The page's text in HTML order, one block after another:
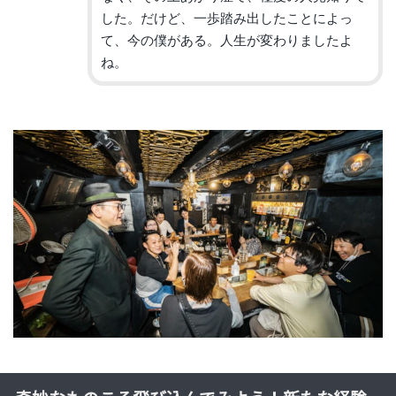
した。だけど、 一歩踏み出したことによっ
て、今の僕がある。
人生が変わりましたよ
ね。